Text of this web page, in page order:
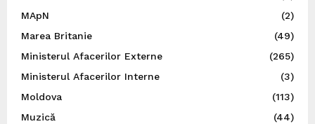
MApN
(2)
Marea Britanie
(49)
Ministerul Afacerilor Externe
(265)
Ministerul Afacerilor Interne
(3)
Moldova
(113)
Muzică
(44)